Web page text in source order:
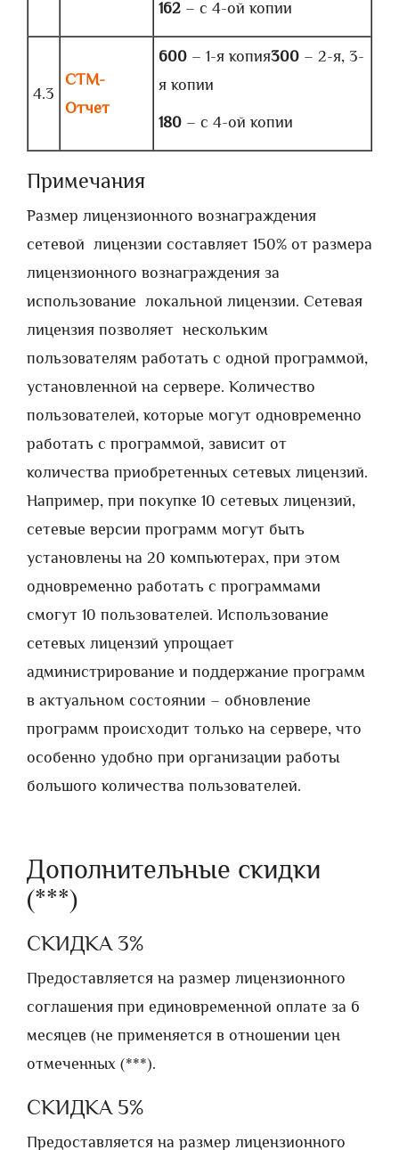
162 – с 4-ой копии
4.3
СТМ-
Отчет
600 – 1-я копия300 – 2-я, 3-
я копии
180 – с 4-ой копии
Примечания
Размер лицензионного вознаграждения
сетевой лицензии составляет 150% от размера
лицензионного вознаграждения за
использование локальной лицензии. Сетевая
лицензия позволяет нескольким
пользователям работать с одной программой,
установленной на сервере. Количество
пользователей, которые могут одновременно
работать с программой, зависит от
количества приобретенных сетевых лицензий.
Например, при покупке 10 сетевых лицензий,
сетевые версии программ могут быть
установлены на 20 компьютерах, при этом
одновременно работать с программами
смогут 10 пользователей. Использование
сетевых лицензий упрощает
администрирование и поддержание программ
в актуальном состоянии – обновление
программ происходит только на сервере, что
особенно удобно при организации работы
большого количества пользователей.
Дополнительные скидки
(***)
СКИДКА 3%
Предоставляется на размер лицензионного
соглашения при единовременной оплате за 6
месяцев (не применяется в отношении цен
отмеченных (***).
СКИДКА 5%
Предоставляется на размер лицензионного